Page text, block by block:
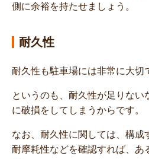
側に余裕を持たせましょう。
耐久性
耐久性も駐車場には非常に大切
というのも、耐久性が足りない
に破損をしてしまうからです。
なお、耐久性に関しては、構成
耐摩耗性などを確認すれば、あ